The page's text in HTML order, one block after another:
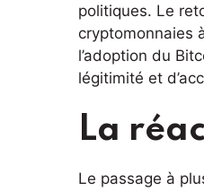
politiques. Le
cryptomonnaies
l’adoption du
légitimité et
La
Le passage à